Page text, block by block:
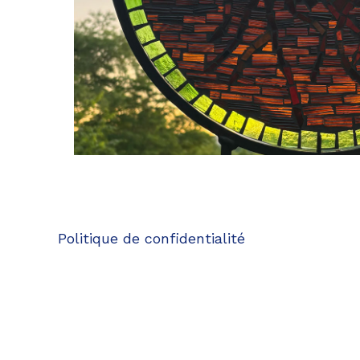
Politique de confidentialité